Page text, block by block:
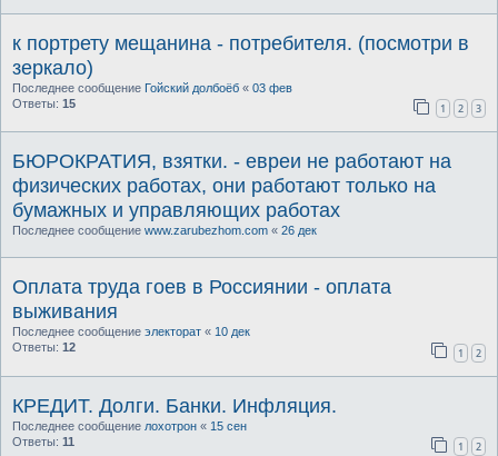
к портрету мещанина - потребителя. (посмотри в
зеркало)
Последнее сообщение Гойский долбоёб « 03 фев
Ответы: 15 1 2 3
БЮРОКРАТИЯ, взятки. - евреи не работают на
физических работах, они работают только на
бумажных и управляющих работах
Последнее сообщение www.zarubezhom.com « 26 дек
Оплата труда гоев в Россиянии - оплата
выживания
Последнее сообщение электорат « 10 дек
Ответы: 12 1 2
КРЕДИТ. Долги. Банки. Инфляция.
Последнее сообщение лохотрон « 15 сен
Ответы: 11 1 2